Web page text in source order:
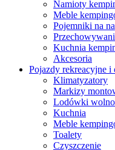
Namioty
Meble
Pojemniki na
Kuchnia
Akcesoria
Pojazdy rekreacyjne i
Klimatyzatory
Markizy
Lodówki
Kuchnia
Meble
Toalety
Czyszczenie